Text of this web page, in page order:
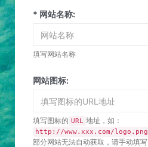
* 网站名称:
填写网站名称
网站图标:
填写图标的 URL 地址，如：
http://www.xxx.com/logo.png
部分网站无法自动获取，请手动填写